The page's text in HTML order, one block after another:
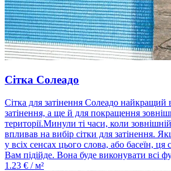
Сітка Солеадо
Сітка для затінення Солеадо найкращий
затінення, а ще й для покращення
території.Минули ті часи, коли
впливав на вибір сітки для затінення.
у всіх сенсах цього слова, або басеїн, ця
Вам підійде. Вона буде виконувати всі
1.23 € / м²